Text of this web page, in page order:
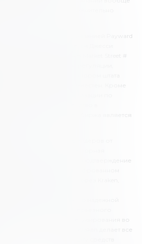
у Kraken ситуация сравнительно
Kraken управляется компанией Payward
которой является Джесси
брокера – USA, 548 Market Street #
5401. Что касается регуляции,
финансовым регулятором штата
к сожалению, неизвестен. Кроме
членом FinCEN – организации по
Членство в
что криптовалютная биржа является
опций для защиты трейдеров от
всего, это двухфакторная
Также можно настроить подтверждение
хранится в зашифрованном
передающихся через Kraken,
считать достаточно надежной
нее нет лицензии от серьезного
но и механизмов регулирования во
не предусмотрено. Kraken делает все
максимальную защиту средств